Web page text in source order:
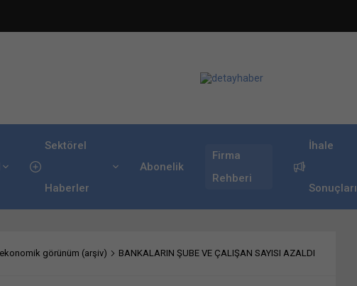
Sektörel
Haberler
Abonelik
Firma
Rehberi
İhale
Sonuçları
ekonomik görünüm (arşiv) BANKALARIN ŞUBE VE ÇALIŞAN SAYISI AZALDI